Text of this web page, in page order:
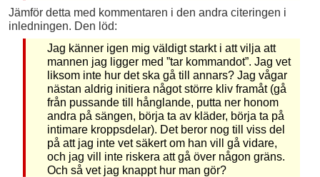
Jämför detta med kommentaren i den andra citeringen i
inledningen. Den löd:
Jag känner igen mig väldigt starkt i att vilja att
mannen jag ligger med ”tar kommandot”. Jag vet
liksom inte hur det ska gå till annars? Jag vågar
nästan aldrig initiera något större kliv framåt (gå
från pussande till hånglande, putta ner honom
andra på sängen, börja ta av kläder, börja ta på
intimare kroppsdelar). Det beror nog till viss del
på att jag inte vet säkert om han vill gå vidare,
och jag vill inte riskera att gå över någon gräns.
Och så vet jag knappt hur man gör?